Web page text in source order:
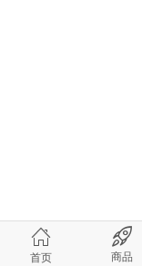
首页 商品